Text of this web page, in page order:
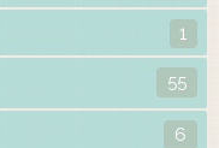
1
55
6